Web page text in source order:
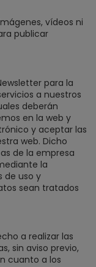
vídeos ni
publicar
para la
a nuestros
deberán
en la web y
y aceptar las
web. Dicho
de la empresa
la
de uso y
sean tratados
a realizar las
sin aviso previo,
cuanto a los